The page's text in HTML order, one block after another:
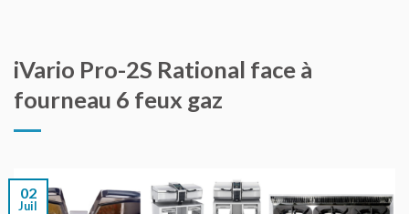
iVario Pro-2S Rational face à
fourneau 6 feux gaz
02
Juil